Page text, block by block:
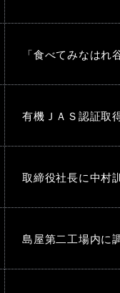
「食べてみなは
有機ＪＡＳ認証取
取締役社長に中村
島屋第二工場内に